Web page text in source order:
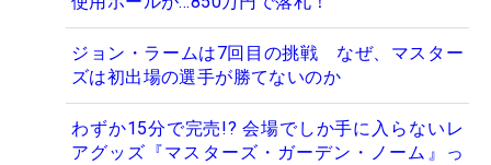
ジョン・ラームは7回目の挑戦 なぜ、マスター
ズは初出場の選手が勝てないのか
わずか15分で完売!? 会場でしか手に入らないレ
アグッズ『マスターズ・ガーデン・ノーム』っ